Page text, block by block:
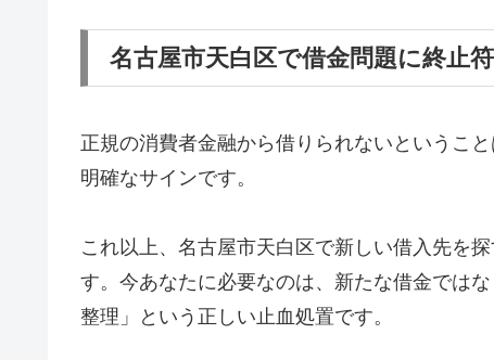
名古屋市天白区で借金問題に終止
正規の消費者金融から借りられないというこ
明確なサインです。
これ以上、名古屋市天白区で新しい借入先を
す。今あなたに必要なのは、新たな借金では
整理」という正しい止血処置です。